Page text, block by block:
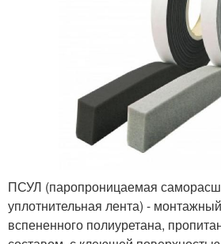
ПСУЛ (паропроницаемая
уплотнительная лента) -
вспененного полиуретана,